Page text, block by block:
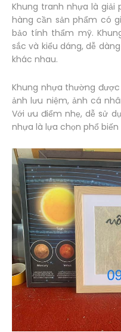
Khung tranh nhựa là giải
hàng cần sản phẩm có
bảo tính thẩm mỹ.
sắc và kiểu dáng, dễ
khác nhau.
Khung nhựa thường
ảnh lưu niệm, ảnh cá
Với ưu điểm nhẹ, dễ sử
nhựa là lựa chọn phổ